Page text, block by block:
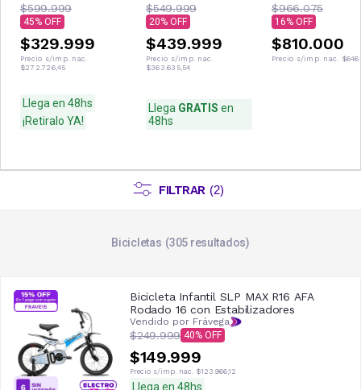
Aluminio 21v
Cambios Shimano
$599.999
45
$329.999
Precio s/imp. nac.
$272.726,45
Llega en 48hs
¡Retiralo YA!
$549.999
20
$439.999
Precio s/imp. nac.
$363.635,54
Llega GRATIS en
48hs
M 1009659
$966.075
16
$810.000
Precio s/imp. nac.
FILTRAR (2)
Bicicletas 305 resultados
Bicicleta Infantil SLP MAX R16 AFA
Rodado 16 con Estabilizadores
Vendido por Frávega
$249.999 40
$149.999
Precio s/imp. nac. $123.966,12
Llega en 48hs